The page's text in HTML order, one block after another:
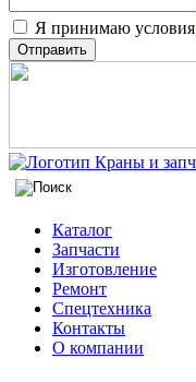
Я принимаю условия
Отправить
Каталог
Запчасти
Изготовление
Ремонт
Спецтехника
Контакты
О компании